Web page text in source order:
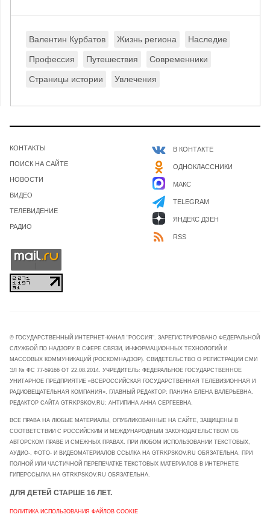
Валентин Курбатов Жизнь региона Наследие
Профессия Путешествия Современники
Страницы истории Увлечения
КОНТАКТЫ
ПОИСК НА САЙТЕ
НОВОСТИ
ВИДЕО
ТЕЛЕВИДЕНИЕ
РАДИО
В КОНТАКТЕ
ОДНОКЛАССНИКИ
МАКС
TELEGRAM
ЯНДЕКС ДЗЕН
RSS
© ГОСУДАРСТВЕННЫЙ ИНТЕРНЕТ-КАНАЛ "РОССИЯ". ЗАРЕГИСТРИРОВАНО ФЕДЕРАЛЬНОЙ
СЛУЖБОЙ ПО НАДЗОРУ В СФЕРЕ СВЯЗИ, ИНФОРМАЦИОННЫХ ТЕХНОЛОГИЙ И
МАССОВЫХ КОММУНИКАЦИЙ (РОСКОМНАДЗОР). СВИДЕТЕЛЬСТВО О РЕГИСТРАЦИИ СМИ
ЭЛ № ФС 77-59166 ОТ 22.08.2014. УЧРЕДИТЕЛЬ: ФЕДЕРАЛЬНОЕ ГОСУДАРСТВЕННОЕ
УНИТАРНОЕ ПРЕДПРИЯТИЕ «ВСЕРОССИЙСКАЯ ГОСУДАРСТВЕННАЯ ТЕЛЕВИЗИОННАЯ И
РАДИОВЕЩАТЕЛЬНАЯ КОМПАНИЯ». ГЛАВНЫЙ РЕДАКТОР: ПАНИНА ЕЛЕНА ВАЛЕРЬЕВНА.
РЕДАКТОР САЙТА GTRKPSKOV.RU: АНТИПИНА АННА СЕРГЕЕВНА.
ВСЕ ПРАВА НА ЛЮБЫЕ МАТЕРИАЛЫ, ОПУБЛИКОВАННЫЕ НА САЙТЕ, ЗАЩИЩЕНЫ В
СООТВЕТСТВИИ С РОССИЙСКИМ И МЕЖДУНАРОДНЫМ ЗАКОНОДАТЕЛЬСТВОМ ОБ
АВТОРСКОМ ПРАВЕ И СМЕЖНЫХ ПРАВАХ. ПРИ ЛЮБОМ ИСПОЛЬЗОВАНИИ ТЕКСТОВЫХ,
АУДИО-, ФОТО- И ВИДЕОМАТЕРИАЛОВ ССЫЛКА НА GTRKPSKOV.RU ОБЯЗАТЕЛЬНА. ПРИ
ПОЛНОЙ ИЛИ ЧАСТИЧНОЙ ПЕРЕПЕЧАТКЕ ТЕКСТОВЫХ МАТЕРИАЛОВ В ИНТЕРНЕТЕ
ГИПЕРССЫЛКА НА GTRKPSKOV.RU ОБЯЗАТЕЛЬНА.
ДЛЯ ДЕТЕЙ СТАРШЕ 16 ЛЕТ.
ПОЛИТИКА ИСПОЛЬЗОВАНИЯ ФАЙЛОВ COOKIE